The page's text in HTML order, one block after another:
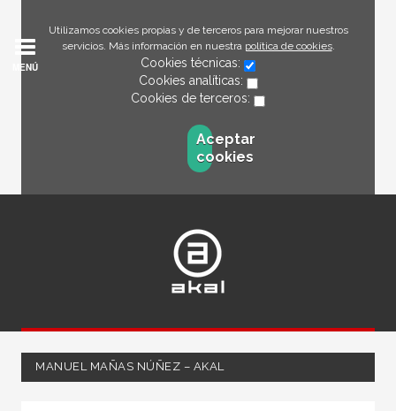
Utilizamos cookies propias y de terceros para mejorar nuestros
servicios. Más información en nuestra política de cookies.
Cookies técnicas:
Cookies analíticas:
Cookies de terceros:
Aceptar
cookies
MENÚ
MANUEL MAÑAS NÚÑEZ – AKAL